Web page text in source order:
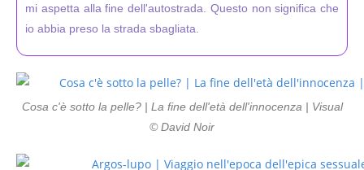
mi aspetta alla fine dell'autostrada. Questo non significa che
io abbia preso la strada sbagliata.
Cosa c'è sotto la pelle? | La fine dell'età dell'innocenza | Visual
© David Noir